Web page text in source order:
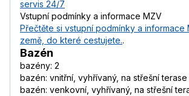
servis 24/7
Vstupní podmínky a informace MZV
Přečtěte si vstupní podmínky a informace
země, do které cestujete..
Bazén
bazény: 2
bazén: vnitřní, vyhřívaný, na střešní terase
bazén: venkovní, vyhřívaný, na střešní